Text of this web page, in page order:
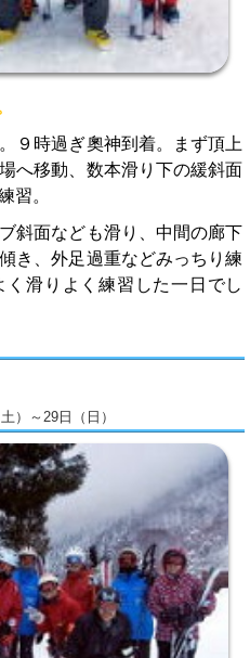
９時過ぎ奧神到着。まず頂上
へ移動、数本滑り下の緩斜面
習。
斜面なども滑り、中間の廊下
き、外足過重などみっちり練
滑りよく練習した一日でし
）～29日（日）